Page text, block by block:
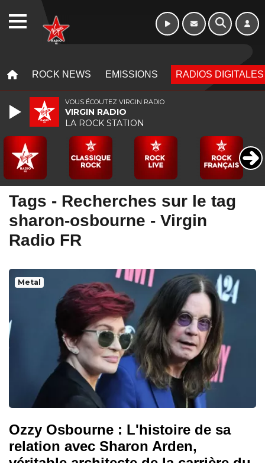
ROCK NEWS EMISSIONS RADIOS DIGITALES
Tags - Recherches sur le tag
sharon-osbourne - Virgin
Radio FR
Metal
Ozzy Osbourne : L'histoire de sa
relation avec Sharon Arden,
VOUS ÉCOUTEZ VIRGIN RADIO
VIRGIN RADIO
LA ROCK STATION
WEBRADIO 16h - 20h